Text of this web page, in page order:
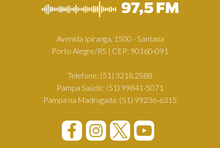
Avenida Ipiranga, 1500 - Santana
Porto Alegre/RS | CEP: 90160-091
Telefone: (51) 3218.2588
Pampa Saúde: (51) 99841-5071
Pampa na Madrugada: (51) 99236-6315